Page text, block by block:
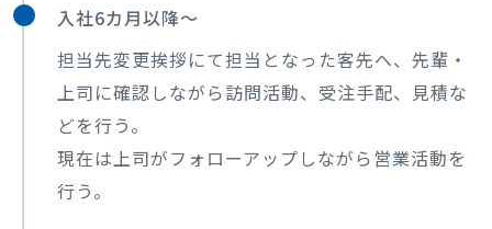
入社6カ月以降～
担当先変更挨拶にて担当となった客先へ、先輩・
上司に確認しながら訪問活動、受注手配、見積な
どを行う。
現在は上司がフォローアップしながら営業活動を
行う。